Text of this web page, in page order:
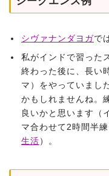
シヴァナンダヨガで
私がインドで習った
終わった後に、長い
マ）をやっていまし
かもしれませんね。
良いかと思います（
マ合わせて2時間半
生活）。